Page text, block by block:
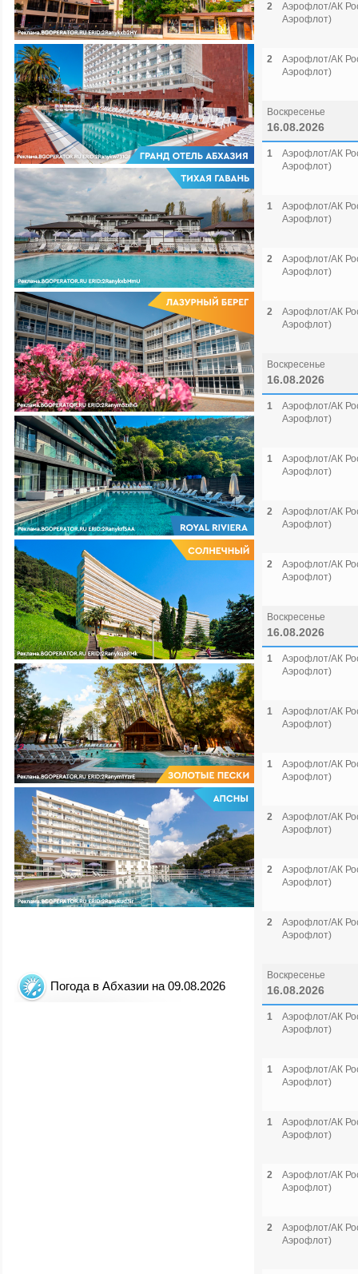
Погода в Абхазии на 09.08.2026
2
Аэрофлот/АК
Аэрофлот)
2
Аэрофлот/АК
Аэрофлот)
Воскресенье
16.08.2026
1
Аэрофлот/АК
Аэрофлот)
1
Аэрофлот/АК
Аэрофлот)
2
Аэрофлот/АК
Аэрофлот)
2
Аэрофлот/АК
Аэрофлот)
Воскресенье
16.08.2026
1
Аэрофлот/АК
Аэрофлот)
1
Аэрофлот/АК
Аэрофлот)
2
Аэрофлот/АК
Аэрофлот)
2
Аэрофлот/АК
Аэрофлот)
Воскресенье
16.08.2026
1
Аэрофлот/АК
Аэрофлот)
1
Аэрофлот/АК
Аэрофлот)
1
Аэрофлот/АК
Аэрофлот)
2
Аэрофлот/АК
Аэрофлот)
2
Аэрофлот/АК
Аэрофлот)
2
Аэрофлот/АК
Аэрофлот)
Воскресенье
16.08.2026
1
Аэрофлот/АК
Аэрофлот)
1
Аэрофлот/АК
Аэрофлот)
1
Аэрофлот/АК
Аэрофлот)
2
Аэрофлот/АК
Аэрофлот)
2
Аэрофлот/АК
Аэрофлот)